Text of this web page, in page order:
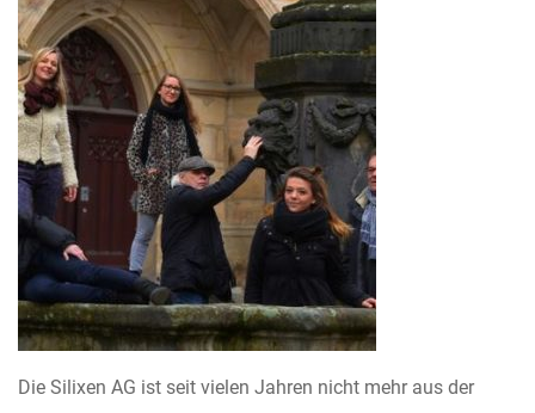
Die Silixen AG ist seit vielen Jahren nicht mehr aus der